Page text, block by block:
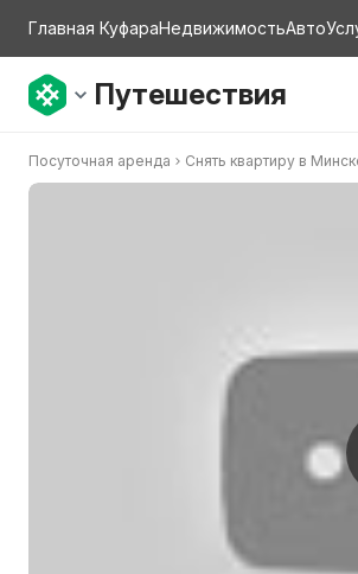
Главная КуфараНедвижимостьАвто
Путешествия
Посуточная аренда Снять квартиру в